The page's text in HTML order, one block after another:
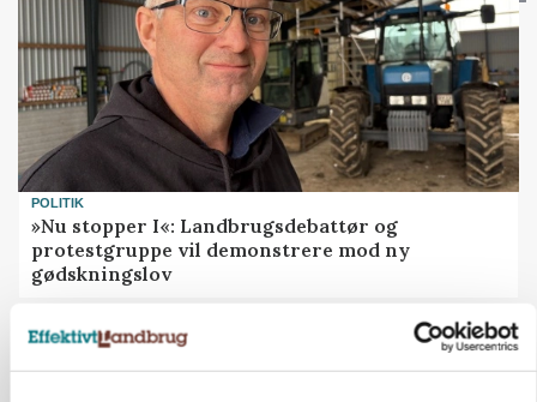
POLITIK
»Nu stopper I«: Landbrugsdebattør og
protestgruppe vil demonstrere mod ny
gødskningslov